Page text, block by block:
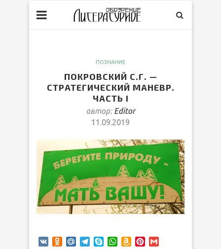
ПОЗНАНИЕ
ПОКРОВСКИЙ С.Г. —
СТРАТЕГИЧЕСКИЙ МАНЕВР.
ЧАСТЬ I
автор: Editor
11.09.2019
VK Odnoklassniki
Mail.RuTelegram
SkypeWhatsApp
AmazonPinterest